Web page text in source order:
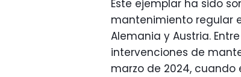
Este ejemplar ha sido
mantenimiento regular
Alemania y Austria.
intervenciones de
marzo de 2024,